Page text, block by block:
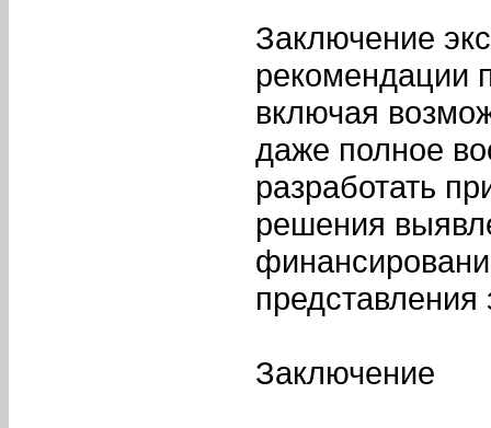
Заключение
рекомендации
включая
даже полное
разработать
решения
Заключение